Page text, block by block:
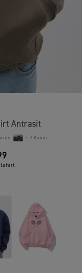
Antrasit
• 1 Yorum